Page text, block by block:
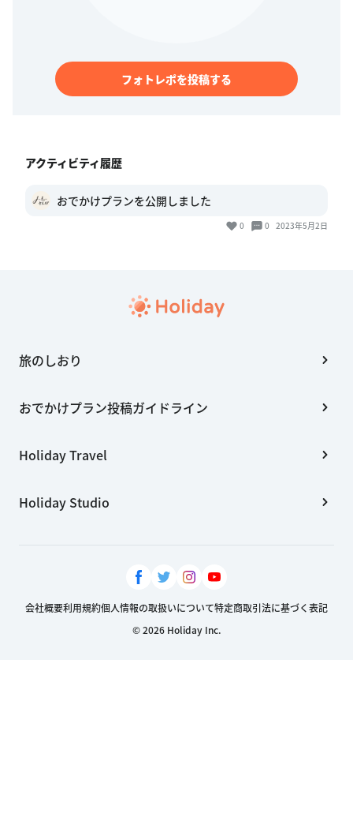
フォトレポを投稿する
アクティビティ履歴
おでかけプランを公開しました
0 0 2023年5月2日
旅のしおり
おでかけプラン投稿ガイドライン
Holiday Travel
Holiday Studio
会社概要利用規約個人情報の取扱いについて特定商取引法に基づく表記
© 2026 Holiday Inc.